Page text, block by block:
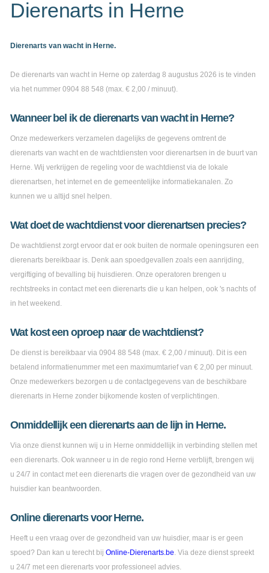
Dierenarts in Herne
Dierenarts van wacht in Herne.
De dierenarts van wacht in Herne op zaterdag 8 augustus 2026 is te vinden
via het nummer 0904 88 548 (max. € 2,00 / minuut).
Wanneer bel ik de dierenarts van wacht in Herne?
Onze medewerkers verzamelen dagelijks de gegevens omtrent de
dierenarts van wacht en de wachtdiensten voor dierenartsen in de buurt van
Herne. Wij verkrijgen de regeling voor de wachtdienst via de lokale
dierenartsen, het internet en de gemeentelijke informatiekanalen. Zo
kunnen we u altijd snel helpen.
Wat doet de wachtdienst voor dierenartsen precies?
De wachtdienst zorgt ervoor dat er ook buiten de normale openingsuren een
dierenarts bereikbaar is. Denk aan spoedgevallen zoals een aanrijding,
vergiftiging of bevalling bij huisdieren. Onze operatoren brengen u
rechtstreeks in contact met een dierenarts die u kan helpen, ook 's nachts of
in het weekend.
Wat kost een oproep naar de wachtdienst?
De dienst is bereikbaar via 0904 88 548 (max. € 2,00 / minuut). Dit is een
betalend informatienummer met een maximumtarief van € 2,00 per minuut.
Onze medewerkers bezorgen u de contactgegevens van de beschikbare
dierenarts in Herne zonder bijkomende kosten of verplichtingen.
Onmiddellijk een dierenarts aan de lijn in Herne.
Via onze dienst kunnen wij u in Herne onmiddellijk in verbinding stellen met
een dierenarts. Ook wanneer u in de regio rond Herne verblijft, brengen wij
u 24/7 in contact met een dierenarts die vragen over de gezondheid van uw
huisdier kan beantwoorden.
Online dierenarts voor Herne.
Heeft u een vraag over de gezondheid van uw huisdier, maar is er geen
spoed? Dan kan u terecht bij Online-Dierenarts.be. Via deze dienst spreekt
u 24/7 met een dierenarts voor professioneel advies.